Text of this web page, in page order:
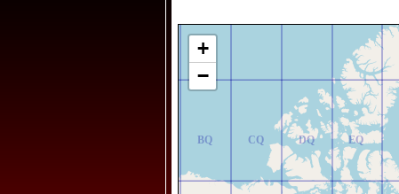
BQ CQ DQ EQ
+
−